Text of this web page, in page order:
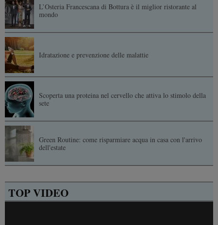
L’Osteria Francescana di Bottura è il miglior ristorante al
mondo
Idratazione e prevenzione delle malattie
Scoperta una proteina nel cervello che attiva lo stimolo della
sete
Green Routine: come risparmiare acqua in casa con l'arrivo
dell'estate
TOP VIDEO